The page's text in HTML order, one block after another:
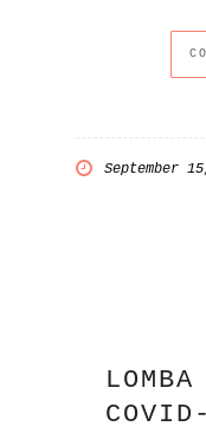
September